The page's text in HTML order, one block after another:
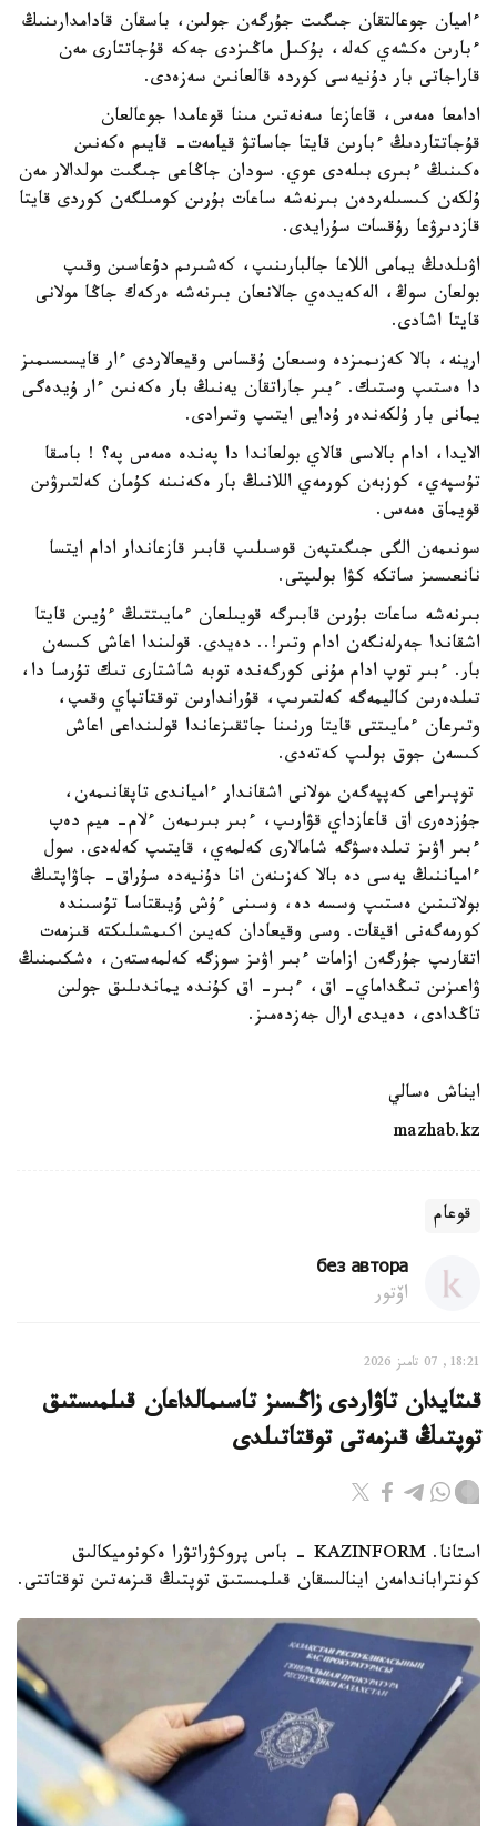
ءاميان جوعالتقان جىگىت جۇرگەن جولىن، باسقان قادامدارىنىڭ
ءبارىن ەكشەي كەلە، بۇكىل ماڭىزدى جەكە قۇجاتتارى مەن
قاراجاتى بار دۇنيەسى كوردە قالعانىن سەزەدى.
ادامعا ەمەس، قاعازعا سەنەتىن مىنا قوعامدا جوعالعان
قۇجاتتاردىڭ ءبارىن قايتا جاساتۋ قيامەت- قايىم ەكەنىن
ەكىنىڭ ءبىرى بىلەدى عوي. سودان جاڭاعى جىگىت مولدالار مەن
ۇلكەن كىسىلەردەن بىرنەشە ساعات بۇرىن كومىلگەن كوردى قايتا
قازدىرۋعا رۇقسات سۇرايدى.
اۋىلدىڭ يمامى اللاعا جالبارىنىپ، كەشىرىم دۇعاسىن وقىپ
بولعان سوڭ، الەكەيدەي جالانعان بىرنەشە ەركەك جاڭا مولانى
قايتا اشادى.
ارينە، بالا كەزىمىزدە وسىعان ۇقساس وقيعالاردى ءار قايسىسىمىز
دا ەستىپ وستىك. ءبىر جاراتقان يەنىڭ بار ەكەنىن ءار ۇيدەگى
يمانى بار ۇلكەندەر ۇدايى ايتىپ وتىرادى.
الايدا، ادام بالاسى قالاي بولعاندا دا پەندە ەمەس پە؟ ! باسقا
تۇسپەي، كوزبەن كورمەي اللانىڭ بار ەكەنىنە كۇمان كەلتىرۋىن
قويماق ەمەس.
سونىمەن الگى جىگىتپەن قوسىلىپ قابىر قازعاندار ادام ايتسا
نانعىسىز ساتكە كۋا بولىپتى.
بىرنەشە ساعات بۇرىن قابىرگە قويىلعان ءمايىتتىڭ ءۇيىن قايتا
اشقاندا جەرلەنگەن ادام وتىر!.. دەيدى. قولىندا اعاش كىسەن
بار. ءبىر توپ ادام مۇنى كورگەندە توبە شاشتارى تىك تۇرسا دا،
تىلدەرىن كاليمەگە كەلتىرىپ، قۇراندارىن توقتاتپاي وقىپ،
وتىرعان ءمايىتتى قايتا ورنىنا جاتقىزعاندا قولىنداعى اعاش
كىسەن جوق بولىپ كەتەدى.
توپىراعى كەپپەگەن مولانى اشقاندار ءامياندى تاپقانىمەن،
جۇزدەرى اق قاعازداي قۋارىپ، ءبىر بىرىمەن ءلام- ميم دەپ
ءبىر اۋىز تىلدەسۋگە شامالارى كەلمەي، قايتىپ كەلەدى. سول
ءامياننىڭ يەسى دە بالا كەزىنەن انا دۇنيەدە سۇراق- جاۋاپتىڭ
بولاتىنىن ەستىپ وسسە دە، وسىنى ءۇش ۇيىقتاسا تۇسىندە
كورمەگەنى اقيقات. وسى وقيعادان كەيىن اكىمشىلىكتە قىزمەت
اتقارىپ جۇرگەن ازامات ءبىر اۋىز سوزگە كەلمەستەن، ەشكىمنىڭ
ۋاعىزىن تىڭداماي- اق، ءبىر- اق كۇندە يماندىلىق جولىن
تاڭدادى، دەيدى ارال جەزدەمىز.
ايناش ەسالي
mazhab.kz
قوعام
без автора
اۆتور
18:21, 07 تامىز 2026
قىتايدان تاۋاردى زاڭسىز تاسىمالداعان قىلمىستىق
توپتىڭ قىزمەتى توقتاتىلدى
استانا. KAZINFORM - باس پروكۋراتۋرا ەكونوميكالىق
كونتراباندامەن اينالىسقان قىلمىستىق توپتىڭ قىزمەتىن توقتاتتى.